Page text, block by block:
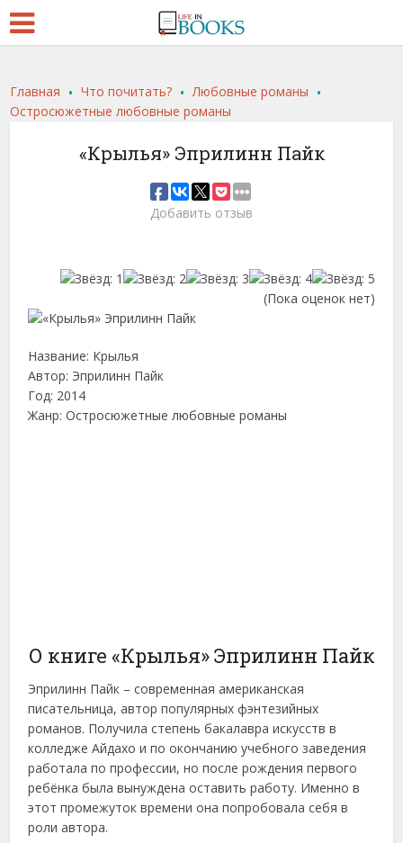
Главная .Что почитать? . Любовные романы .
Остросюжетные любовные романы
«Крылья» Эприлинн Пайк
Добавить отзыв
(Пока оценок нет)
Название: Крылья
Автор: Эприлинн Пайк
Год: 2014
Жанр: Остросюжетные любовные романы
О книге «Крылья» Эприлинн Пайк
Эприлинн Пайк – современная американская
писательница, автор популярных фэнтезийных
романов. Получила степень бакалавра искусств в
колледже Айдахо и по окончанию учебного заведения
работала по профессии, но после рождения первого
ребёнка была вынуждена оставить работу. Именно в
этот промежуток времени она попробовала себя в
роли автора.